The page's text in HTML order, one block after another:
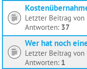
Letzter Beitrag von
Antworten: 37
Wer hat noch
Letzter Beitrag von
Antworten: 1